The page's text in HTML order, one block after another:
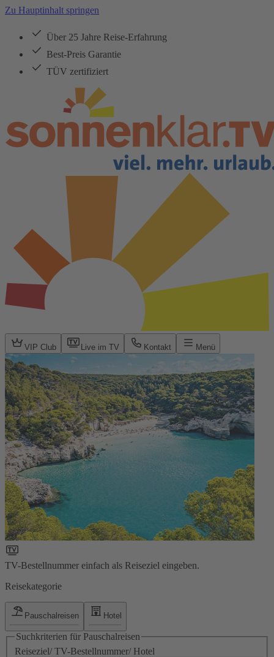
Zu Hauptinhalt springen
Über 25 Jahre Reise-Erfahrung
Best-Preis Garantie
TÜV zertifiziert
VIP Club Live im TV Kontakt Menü
TV-Bestellnummer einfach als Reiseziel eingeben.
Reisekategorie
Pauschalreisen Hotel
Suchkriterien für Pauschalreisen
Reiseziel/ TV-Bestellnummer/ Hotel